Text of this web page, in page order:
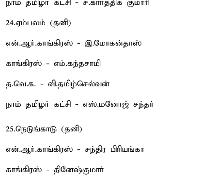
நாம் தமிழர் கட்சி - ச.கார்த்திக் குமாரி
24.ஏம்பலம் (தனி)
என்.ஆர்.காங்கிரஸ் - இ.மோகன்தாஸ்
காங்கிரஸ் - எம்.கந்தசாமி
த.வெ.க. - வி.தமிழ்செல்வன்
நாம் தமிழர் கட்சி - எஸ்.மனோஜ் சந்தர்
25.நெடுங்காடு (தனி)
என்.ஆர்.காங்கிரஸ் - சந்திர பிரியங்கா
காங்கிரஸ் - தினேஷ்குமார்